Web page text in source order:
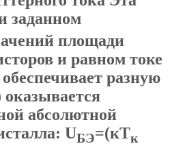
заданном
площади
и равном токе
разную
оказывается
абсолютной
UБЭ=(кТк